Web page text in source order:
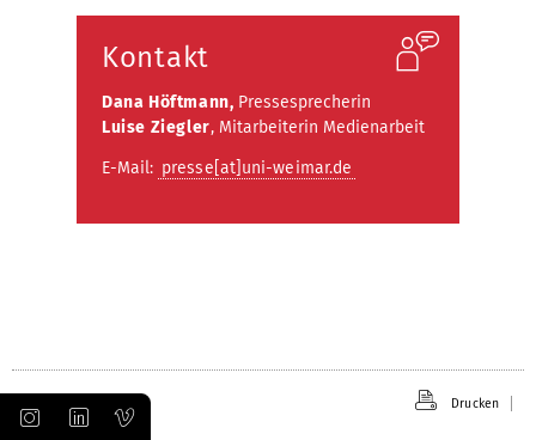
Kontakt
Dana Höftmann, Pressesprecherin
Luise Ziegler, Mitarbeiterin Medienarbeit
E-Mail: presse[at]uni-weimar.de
Drucken